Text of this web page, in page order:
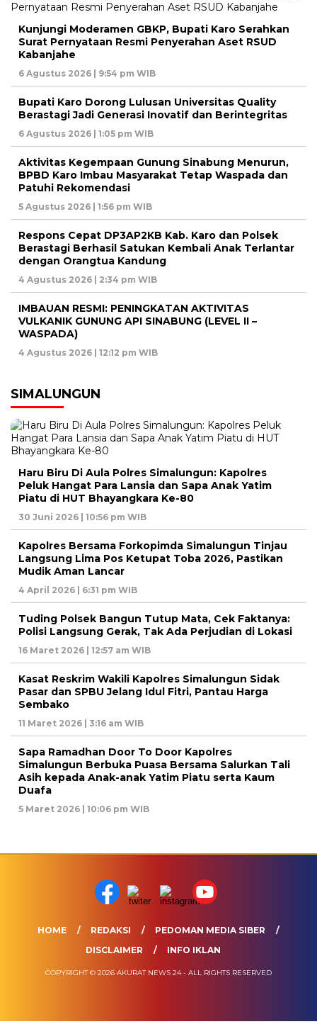
Kunjungi Moderamen GBKP, Bupati Karo Serahkan
Surat Pernyataan Resmi Penyerahan Aset RSUD
Kabanjahe
6 Agustus 2026 | 9:54 pm WIB
Bupati Karo Dorong Lulusan Universitas Quality
Berastagi Jadi Generasi Inovatif dan Berintegritas
6 Agustus 2026 | 1:05 pm WIB
Aktivitas Kegempaan Gunung Sinabung Menurun,
BPBD Karo Imbau Masyarakat Tetap Waspada dan
Patuhi Rekomendasi
5 Agustus 2026 | 1:56 pm WIB
Respons Cepat DP3AP2KB Kab. Karo dan Polsek
Berastagi Berhasil Satukan Kembali Anak Terlantar
dengan Orangtua Kandung
4 Agustus 2026 | 2:34 pm WIB
IMBAUAN RESMI: PENINGKATAN AKTIVITAS
VULKANIK GUNUNG API SINABUNG (LEVEL II –
WASPADA)
4 Agustus 2026 | 12:12 pm WIB
SIMALUNGUN
Haru Biru Di Aula Polres Simalungun: Kapolres
Peluk Hangat Para Lansia dan Sapa Anak Yatim
Piatu di HUT Bhayangkara Ke-80
30 Juni 2026 | 10:56 pm WIB
Kapolres Bersama Forkopimda Simalungun Tinjau
Langsung Lima Pos Ketupat Toba 2026, Pastikan
Mudik Aman Lancar
4 April 2026 | 6:31 pm WIB
Tuding Polsek Bangun Tutup Mata, Cek Faktanya:
Polisi Langsung Gerak, Tak Ada Perjudian di Lokasi
16 Maret 2026 | 12:57 am WIB
Kasat Reskrim Wakili Kapolres Simalungun Sidak
Pasar dan SPBU Jelang Idul Fitri, Pantau Harga
Sembako
11 Maret 2026 | 3:16 am WIB
Sapa Ramadhan Door To Door Kapolres
Simalungun Berbuka Puasa Bersama Salurkan Tali
Asih kepada Anak-anak Yatim Piatu serta Kaum
Duafa
5 Maret 2026 | 10:06 pm WIB
HOME REDAKSI
PEDOMAN MEDIA SIBER
DISCLAIMER
INFO IKLAN
COPYRIGHT © 2026 AKURAT NEWS 24 - ALL RIGHTS RESERVED